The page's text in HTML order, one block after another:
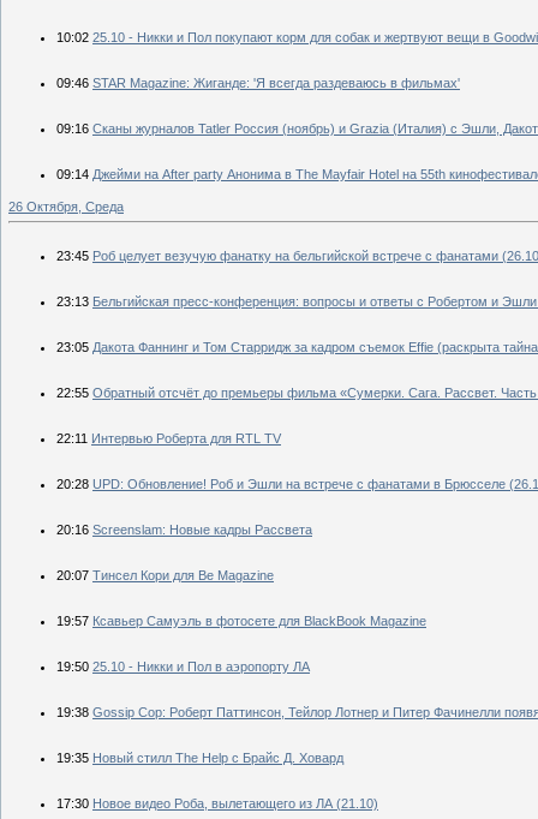
10:02 25.10 - Никки и Пол покупают корм для собак и жертвуют вещи в
09:46 STAR Magazine: Жиганде: 'Я всегда раздеваюсь в фильмах'
09:16 Сканы журналов Tatler Россия (ноябрь) и Grazia (Италия) с Эшли,
09:14 Джейми на After party Анонима в The Mayfair Hotel на 55th
26 Октября, Среда
23:45 Роб целует везучую фанатку на бельгийской встрече с фанатами
23:13 Бельгийская пресс-конференция: вопросы и ответы с Робертом и
23:05 Дакота Фаннинг и Том Старридж за кадром съемок Effie (раскрыта
22:55 Обратный отсчёт до премьеры фильма «Сумерки. Сага. Рассвет.
22:11 Интервью Роберта для RTL TV
20:28 UPD: Обновление! Роб и Эшли на встрече с фанатами в Брюсселе
20:16 Screenslam: Новые кадры Рассвета
20:07 Тинсел Кори для Be Magazine
19:57 Ксавьер Самуэль в фотосете для BlackBook Magazine
19:50 25.10 - Никки и Пол в аэропорту ЛА
19:38 Gossip Cop: Роберт Паттинсон, Тейлор Лотнер и Питер Фачинелли
19:35 Новый стилл The Help с Брайс Д. Ховард
17:30 Новое видео Роба, вылетающего из ЛА (21.10)